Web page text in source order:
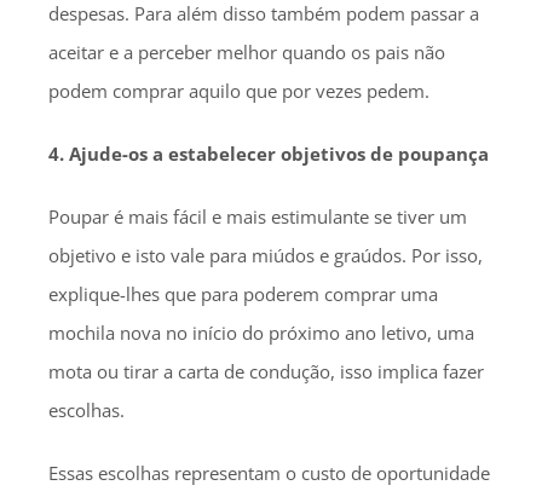
despesas. Para além disso também podem passar a
aceitar e a perceber melhor quando os pais não
podem comprar aquilo que por vezes pedem.
4. Ajude-os a estabelecer objetivos de poupança
Poupar é mais fácil e mais estimulante se tiver um
objetivo e isto vale para miúdos e graúdos. Por isso,
explique-lhes que para poderem comprar uma
mochila nova no início do próximo ano letivo, uma
mota ou tirar a carta de condução, isso implica fazer
escolhas.
Essas escolhas representam o custo de oportunidade